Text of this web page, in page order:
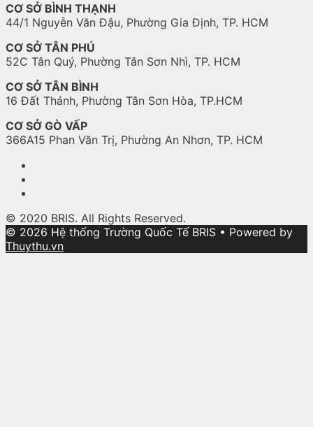
CƠ SỞ BÌNH THẠNH
44/1 Nguyễn Văn Đậu, Phường Gia Định, TP. HCM
CƠ SỞ TÂN PHÚ
52C Tân Quý, Phường Tân Sơn Nhì, TP. HCM
CƠ SỞ TÂN BÌNH
16 Đất Thánh, Phường Tân Sơn Hòa, TP.HCM
CƠ SỞ GÒ VẤP
366A15 Phan Văn Trị, Phường An Nhơn, TP. HCM
© 2020 BRIS. All Rights Reserved.
© 2026 Hệ thống Trường Quốc Tế BRIS • Powered by
Thuythu.vn